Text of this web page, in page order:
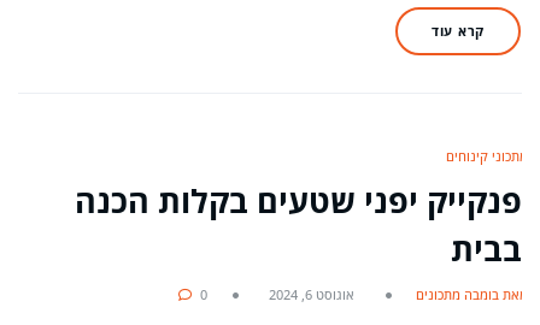
קרא עוד
מתכוני קינוחים
פנקייק יפני שטעים בקלות הכנה
בבית
מאת בומבה מתכונים אוגוסט 6, 2024 0